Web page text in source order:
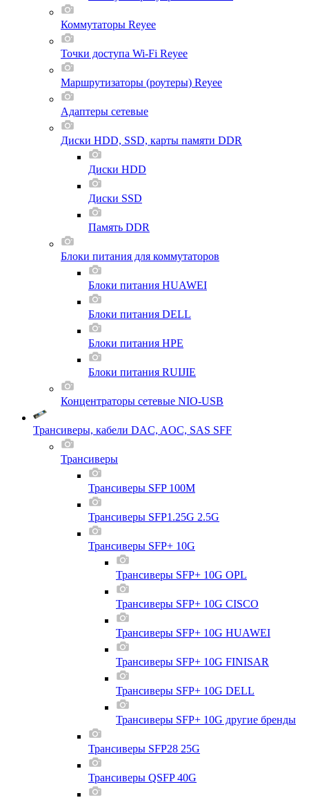
Коммутаторы Reyee
Точки доступа Wi-Fi Reyee
Маршрутизаторы (роутеры) Reyee
Адаптеры сетевые
Диски HDD, SSD, карты памяти DDR
Диски HDD
Диски SSD
Память DDR
Блоки питания для коммутаторов
Блоки питания HUAWEI
Блоки питания DELL
Блоки питания HPE
Блоки питания RUIJIE
Концентраторы сетевые NIO-USB
Трансиверы, кабели DAC, AOC, SAS SFF
Трансиверы
Трансиверы SFP 100M
Трансиверы SFP1.25G 2.5G
Трансиверы SFP+ 10G
Трансиверы SFP+ 10G OPL
Трансиверы SFP+ 10G CISCO
Трансиверы SFP+ 10G HUAWEI
Трансиверы SFP+ 10G FINISAR
Трансиверы SFP+ 10G DELL
Трансиверы SFP+ 10G другие бренды
Трансиверы SFP28 25G
Трансиверы QSFP 40G